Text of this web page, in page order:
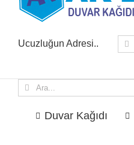
Ucuzluğun Adresi.. Ara:
Ara:
Duvar Kağıdı